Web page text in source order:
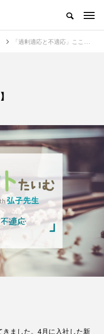
「過剰適応と不適応」こころにホットタイム【18】
ました。4月に入社した新